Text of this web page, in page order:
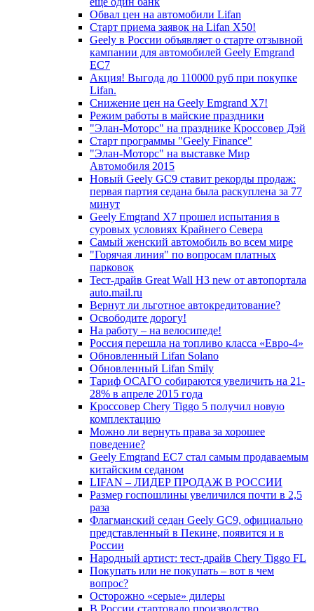
Обвал цен на автомобили Lifan
Старт приема заявок на Lifan X50!
Geely в России объявляет о старте отзывной
кампании для автомобилей Geely Emgrand
EC7
Акция! Выгода до 110000 руб при покупке
Lifan.
Снижение цен на Geely Emgrand X7!
Режим работы в майские праздники
"Элан-Моторс" на празднике Кроссовер Дэй
Старт программы "Geely Finance"
"Элан-Моторс" на выставке Мир
Автомобиля 2015
Новый Geely GC9 ставит рекорды продаж:
первая партия седана была раскуплена за 77
минут
Geely Emgrand X7 прошел испытания в
суровых условиях Крайнего Севера
Самый женский автомобиль во всем мире
"Горячая линия" по вопросам платных
парковок
Тест-драйв Great Wall H3 new от автопортала
auto.mail.ru
Вернут ли льготное автокредитование?
Освободите дорогу!
На работу – на велосипеде!
Россия перешла на топливо класса «Евро-4»
Обновленный Lifan Solano
Обновленный Lifan Smily
Тариф ОСАГО собираются увеличить на 21-
28% в апреле 2015 года
Кроссовер Chery Tiggo 5 получил новую
комплектацию
Можно ли вернуть права за хорошее
поведение?
Geely Emgrand EC7 стал самым продаваемым
китайским седаном
LIFAN – ЛИДЕР ПРОДАЖ В РОССИИ
Размер госпошлины увеличился почти в 2,5
раза
Флагманский седан Geely GC9, официально
представленный в Пекине, появится и в
России
Народный артист: тест-драйв Chery Tiggo FL
Покупать или не покупать – вот в чем
вопрос?
Осторожно «серые» дилеры
В России стартовало производство